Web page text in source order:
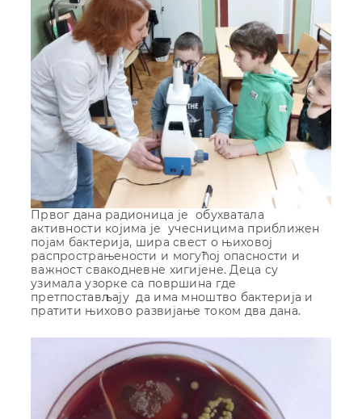
Првог дана радионица је обухватала
активности којима је учесницима приближен
појам бактерија, шира свест о њиховој
распрострањености и могућој опасности и
важност свакодневне хигијене. Деца су
узимала узорке са површина где
претпостављају да има мноштво бактерија и
пратити њихово развијање током два дана.